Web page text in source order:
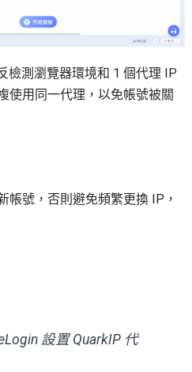
檢測瀏覽器環境和 1 個代理 IP
使用同一代理，以免帳號被關
帳號，否則避免頻繁更換 IP，
設置 QuarkIP 代